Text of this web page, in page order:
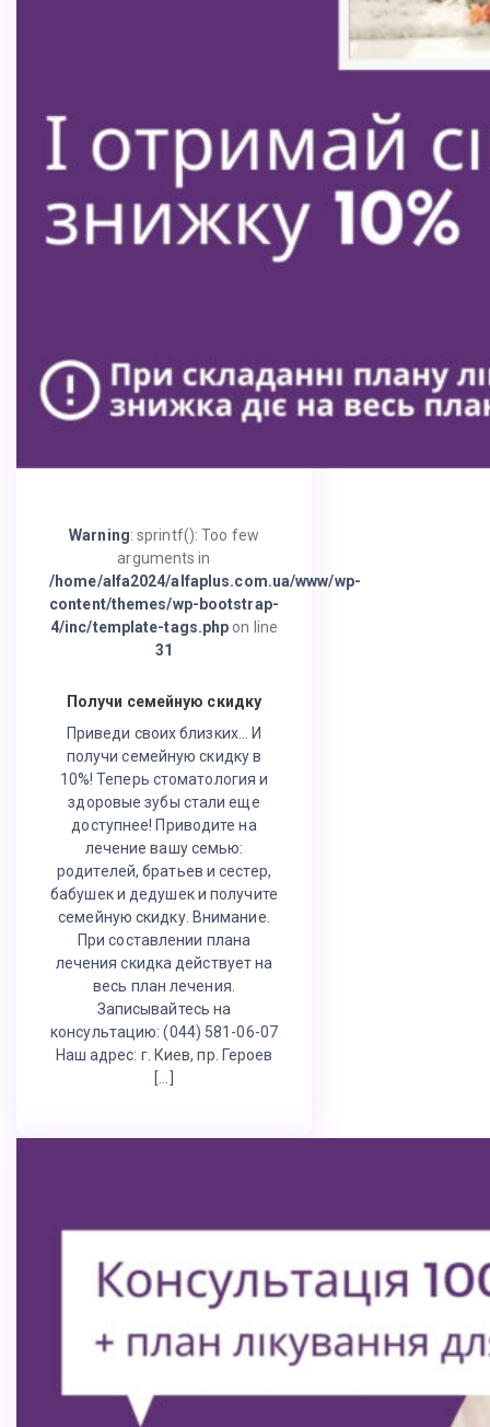
Warning: sprintf(): Too few
arguments in
/home/alfa2024/alfaplus.com.ua/www/wp-
content/themes/wp-bootstrap-
4/inc/template-tags.php on line
31
Получи семейную скидку
Приведи своих близких… И
получи семейную скидку в
10%! Теперь стоматология и
здоровые зубы стали еще
доступнее! Приводите на
лечение вашу семью:
родителей, братьев и сестер,
бабушек и дедушек и получите
семейную скидку. Внимание.
При составлении плана
лечения скидка действует на
весь план лечения.
Записывайтесь на
консультацию: (044) 581-06-07
Наш адрес: г. Киев, пр. Героев
[…]